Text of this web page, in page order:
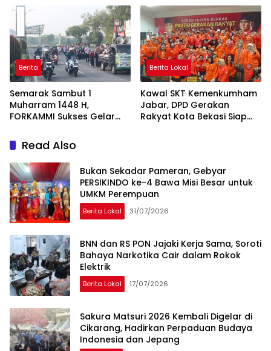
Indonesia dan Jepang
Berita
Semarak Sambut 1
Muharram 1448 H,
FORKAMMI Sukses Gelar
UMKM
Berita Lokal
Kawal SKT Kemenkumham
Jabar, DPD Gerakan
Rakyat Kota Bekasi Siap
Read Also
Bukan Sekadar Pameran, Gebyar
PERSIKINDO ke-4 Bawa Misi Besar untuk
UMKM Perempuan
Berita Lokal 31/07/2026
BNN dan RS PON Jajaki Kerja Sama, Soroti
Bahaya Narkotika Cair dalam Rokok
Elektrik
Berita Lokal 17/07/2026
Sakura Matsuri 2026 Kembali Digelar di
Cikarang, Hadirkan Perpaduan Budaya
Indonesia dan Jepang